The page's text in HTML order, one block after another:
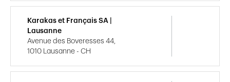
Karakas et Français SA |
Lausanne
Avenue des Boveresses 44,
1010 Lausanne - CH